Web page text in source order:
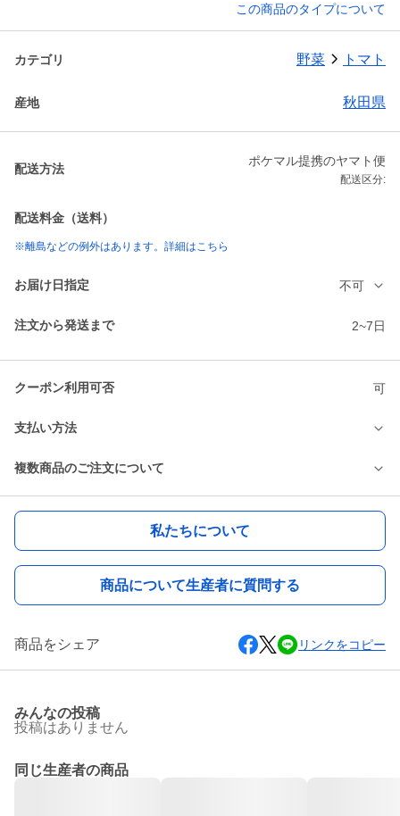
この商品のタイプについて
カテゴリ 野菜 トマト
産地 秋田県
配送方法
ポケマル提携のヤマト便
配送区分:
配送料金（送料）
※離島などの例外はあります。詳細はこちら
お届け日指定 不可
注文から発送まで 2~7日
クーポン利用可否 可
支払い方法
複数商品のご注文について
私たちについて
商品について生産者に質問する
商品をシェア リンクをコピー
みんなの投稿
投稿はありません
同じ生産者の商品